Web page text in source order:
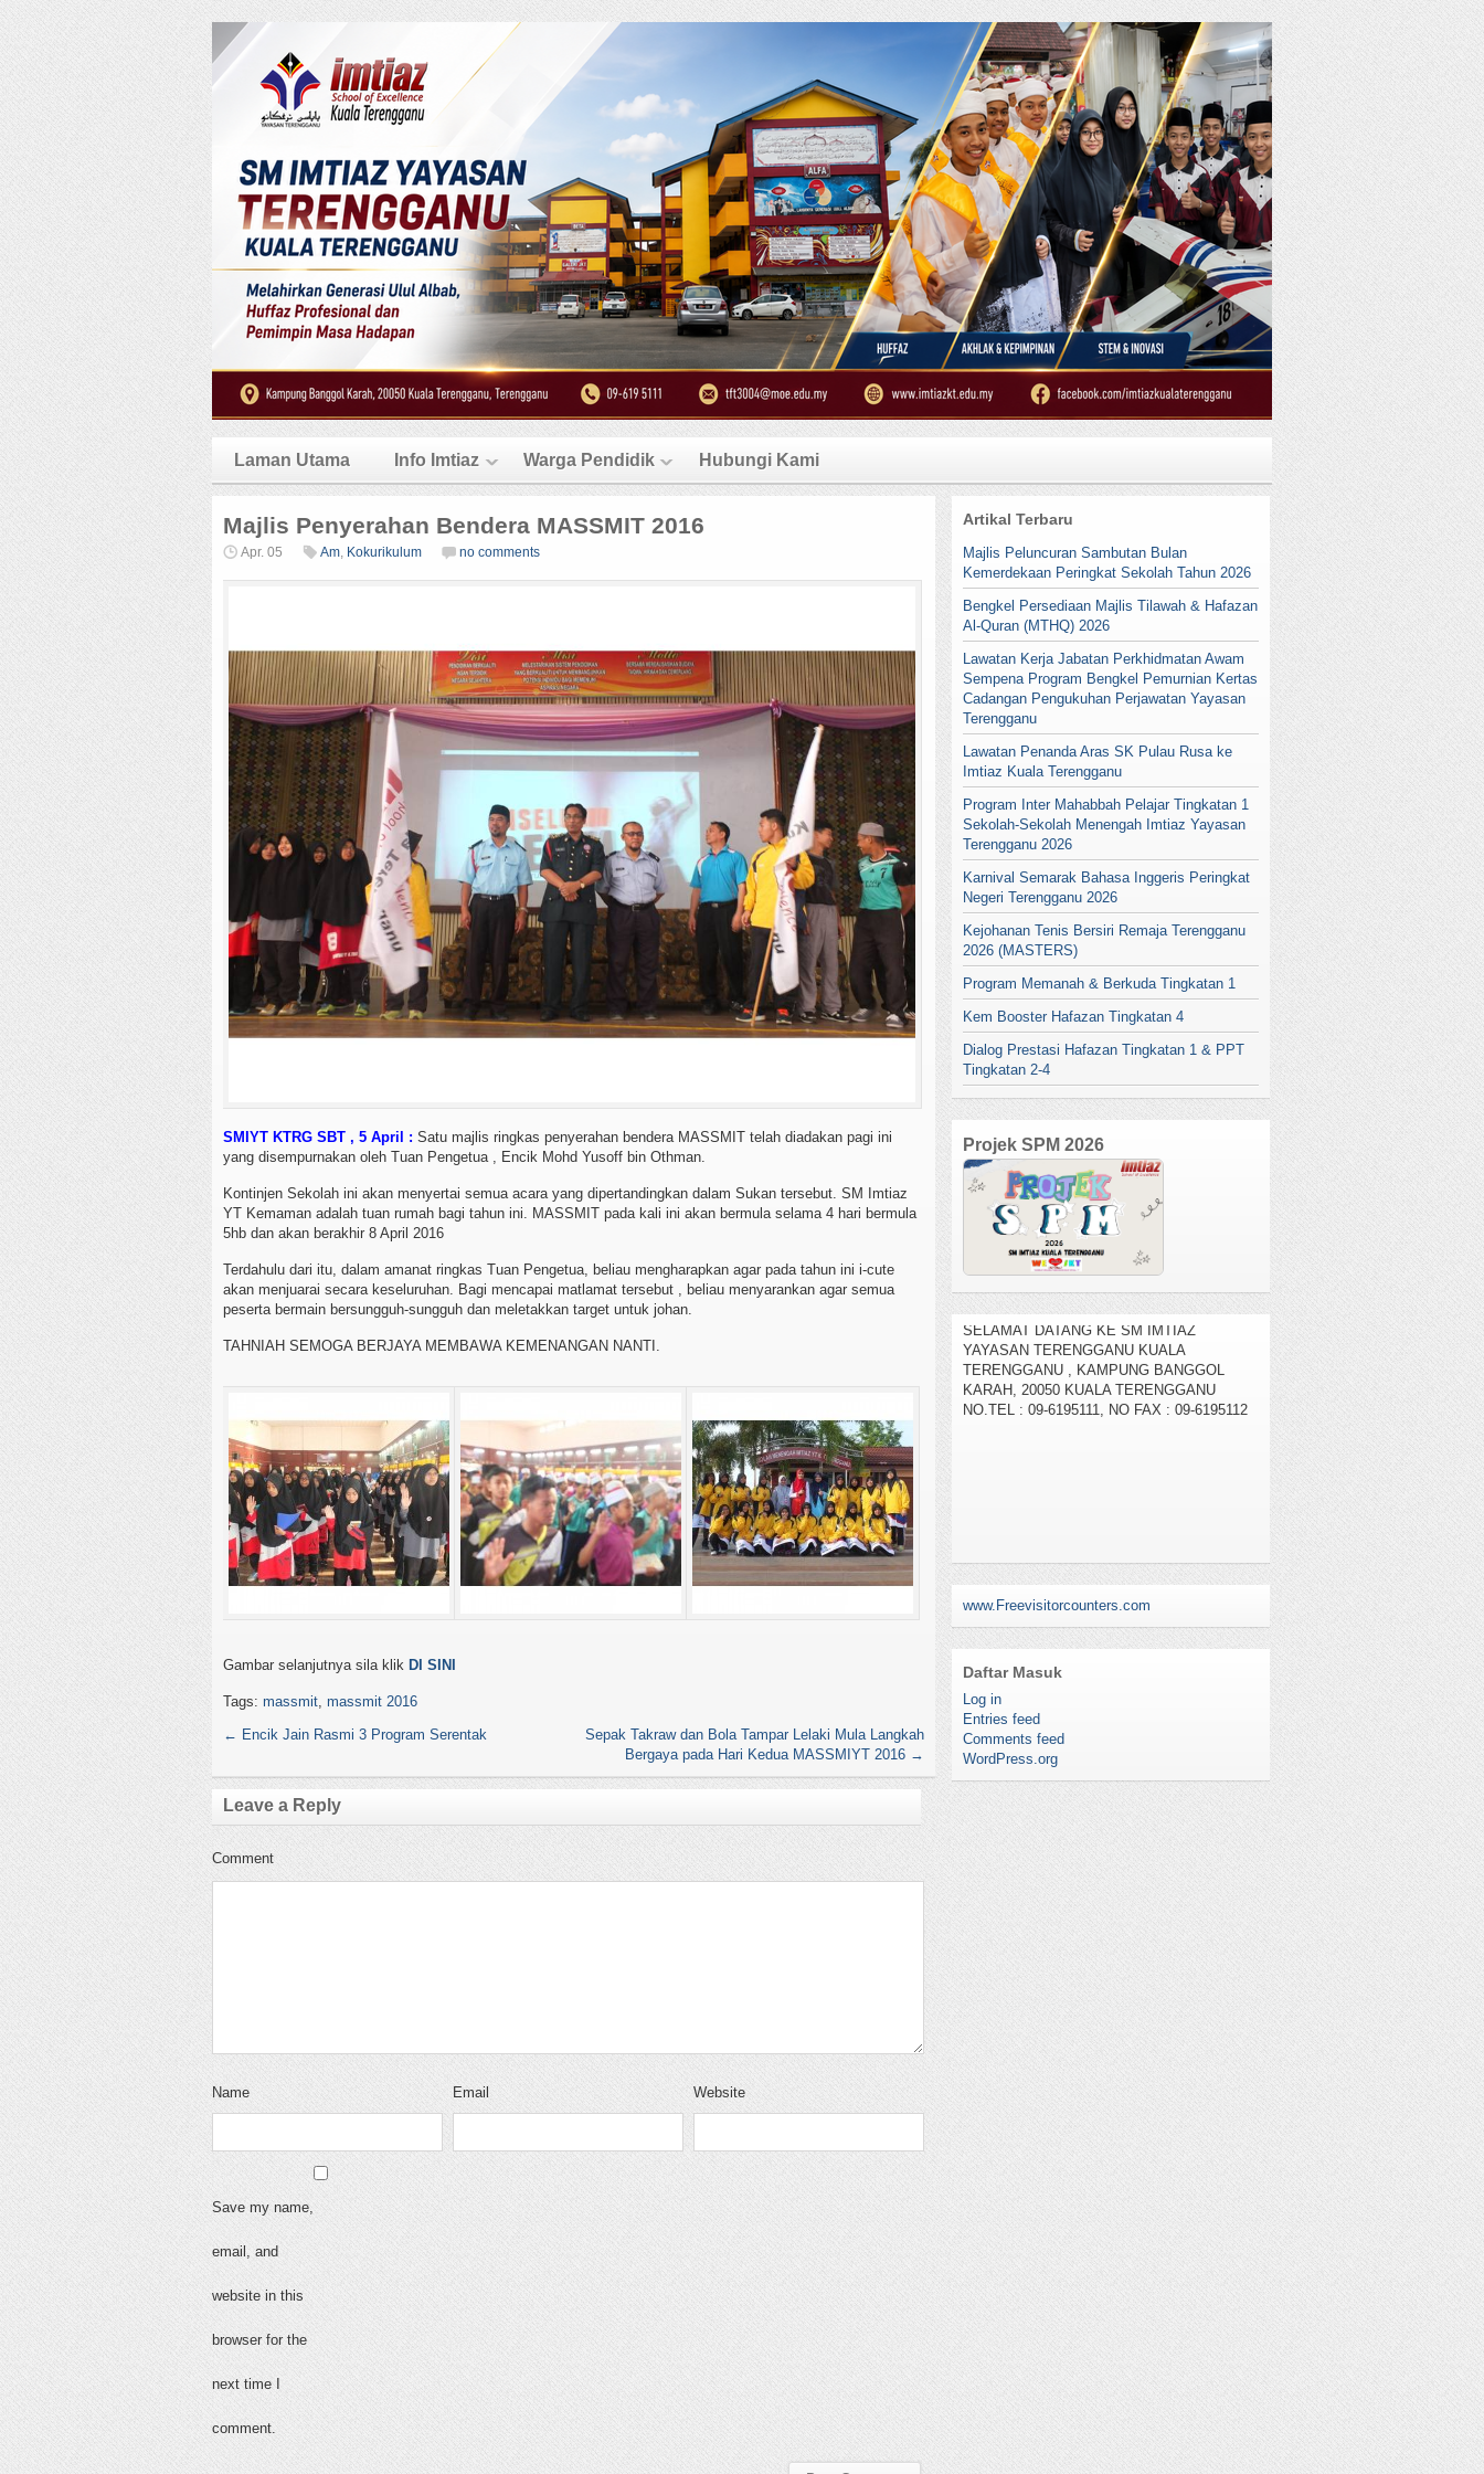
Laman Utama Info Imtiaz Warga Pendidik Hubungi Kami
Majlis Penyerahan Bendera MASSMIT 2016
Apr. 05 Am, Kokurikulum no comments
SMIYT KTRG SBT , 5 April : Satu majlis ringkas penyerahan bendera MASSMIT telah diadakan pagi ini
yang disempurnakan oleh Tuan Pengetua , Encik Mohd Yusoff bin Othman.
Kontinjen Sekolah ini akan menyertai semua acara yang dipertandingkan dalam Sukan tersebut. SM Imtiaz
YT Kemaman adalah tuan rumah bagi tahun ini. MASSMIT pada kali ini akan bermula selama 4 hari bermula
5hb dan akan berakhir 8 April 2016
Terdahulu dari itu, dalam amanat ringkas Tuan Pengetua, beliau mengharapkan agar pada tahun ini i-cute
akan menjuarai secara keseluruhan. Bagi mencapai matlamat tersebut , beliau menyarankan agar semua
peserta bermain bersungguh-sungguh dan meletakkan target untuk johan.
TAHNIAH SEMOGA BERJAYA MEMBAWA KEMENANGAN NANTI.
Gambar selanjutnya sila klik DI SINI
Tags: massmit massmit 2016
← Encik Jain Rasmi 3 Program Serentak
Sepak Takraw dan Bola Tampar Lelaki Mula Langkah
Bergaya pada Hari Kedua MASSMIYT 2016 →
Leave a Reply
Comment
Name Email Website
Save my name,
email, and
website in this
browser for the
next time I
comment.
Artikal Terbaru
Majlis Peluncuran Sambutan Bulan
Kemerdekaan Peringkat Sekolah Tahun 2026
Bengkel Persediaan Majlis Tilawah & Hafazan
Al-Quran (MTHQ) 2026
Lawatan Kerja Jabatan Perkhidmatan Awam
Sempena Program Bengkel Pemurnian Kertas
Cadangan Pengukuhan Perjawatan Yayasan
Terengganu
Lawatan Penanda Aras SK Pulau Rusa ke
Imtiaz Kuala Terengganu
Program Inter Mahabbah Pelajar Tingkatan 1
Sekolah-Sekolah Menengah Imtiaz Yayasan
Terengganu 2026
Karnival Semarak Bahasa Inggeris Peringkat
Negeri Terengganu 2026
Kejohanan Tenis Bersiri Remaja Terengganu
2026 (MASTERS)
Program Memanah & Berkuda Tingkatan 1
Kem Booster Hafazan Tingkatan 4
Dialog Prestasi Hafazan Tingkatan 1 & PPT
Tingkatan 2-4
Projek SPM 2026
SELAMAT DATANG KE SM IMTIAZ
YAYASAN TERENGGANU KUALA
TERENGGANU , KAMPUNG BANGGOL
KARAH, 20050 KUALA TERENGGANU
NO.TEL : 09-6195111, NO FAX : 09-6195112
www.Freevisitorcounters.com
Daftar Masuk
Log in
Entries feed
Comments feed
WordPress.org